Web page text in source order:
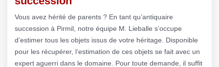
Vous avez hérité de parents ? En tant qu’antiquaire
succession à Pirmil, notre équipe M. Lieballe s’occupe
d’estimer tous les objets issus de votre héritage. Disponible
pour les récupérer, l’estimation de ces objets se fait avec un
expert aguerri dans le domaine. Pour toute demande, il suffit